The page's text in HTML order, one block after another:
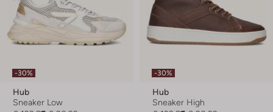
-30%
Hub
Sneaker Low
-30%
Hub
Sneaker High